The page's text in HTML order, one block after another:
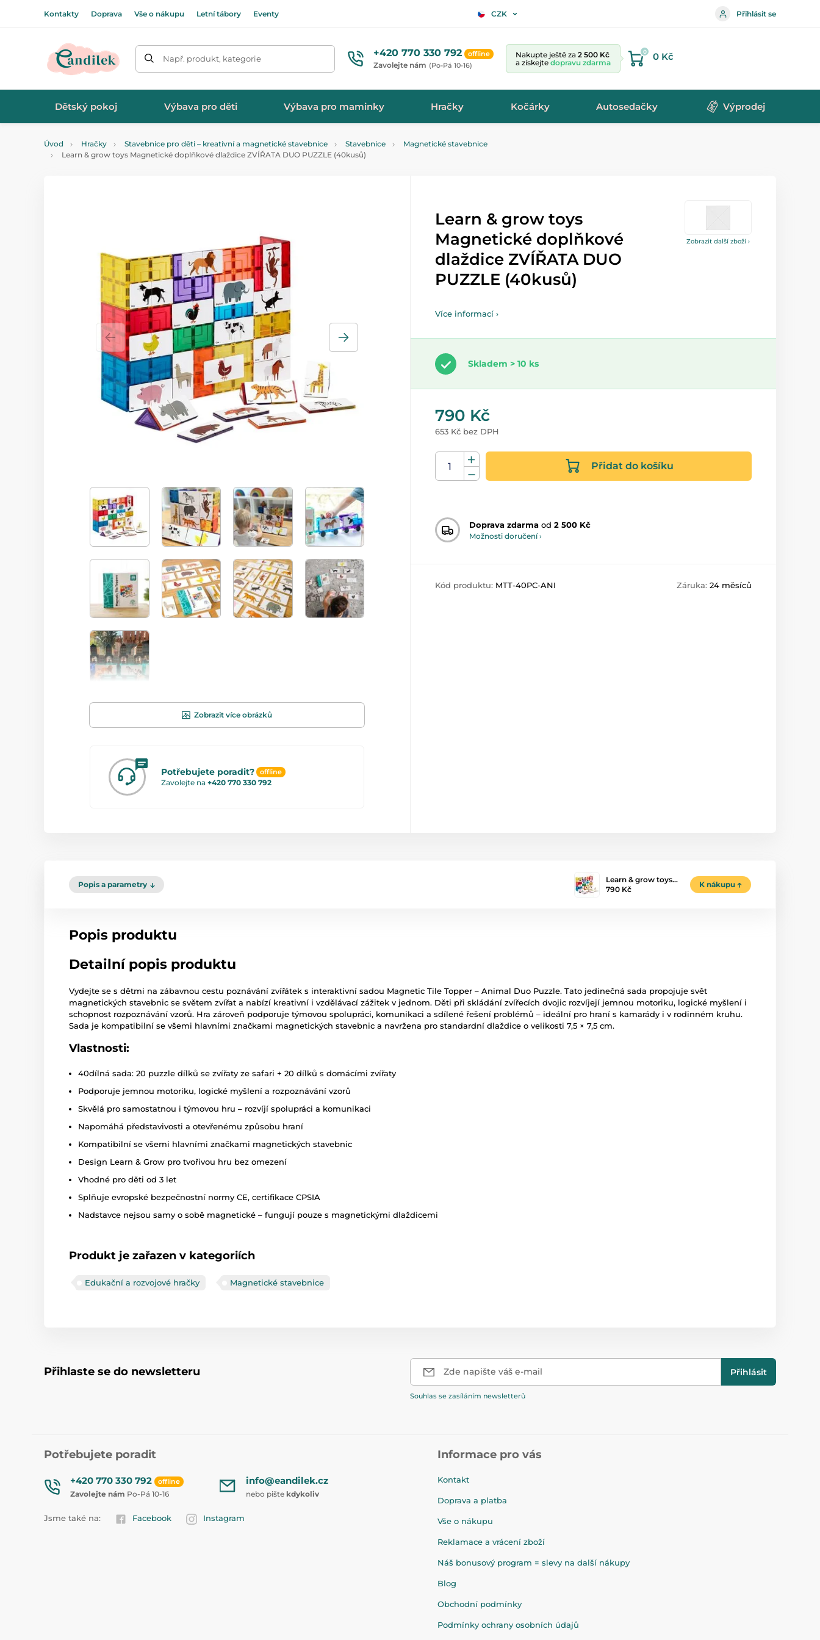
Kontakty Doprava Vše o nákupu Letní tábory Eventy CZK Přihlásit se
Např. produkt, kategorie +420 770 330 792 offline
Zavolejte nám (Po-Pá 10-16)
Nakupte ještě za 2 500 Kč
a získejte dopravu zdarma
0 0 Kč
Dětský pokoj Výbava pro děti Výbava pro maminky Hračky Kočárky Autosedačky Výprodej
Úvod Hračky Stavebnice pro děti – kreativní a magnetické stavebnice Stavebnice
Magnetické stavebnice
Learn & grow toys Magnetické doplňkové dlaždice ZVÍŘATA DUO PUZZLE (40kusů)
Zobrazit další zboží ›
Zobrazit více obrázků
Potřebujete poradit? offline
Zavolejte na +420 770 330 792
Learn & grow toys
Magnetické doplňkové
dlaždice ZVÍŘATA DUO
PUZZLE (40kusů)
Více informací ›
Skladem > 10 ks
790 Kč
653 Kč bez DPH
Přidat do košíku
Doprava zdarma od 2 500 Kč
Možnosti doručení ›
Kód produktu: MTT-40PC-ANI Záruka: 24 měsíců
Popis a parametry
Learn & grow toys…
790 Kč
K nákupu
Popis produktu
Detailní popis produktu
Vydejte se s dětmi na zábavnou cestu poznávání zvířátek s interaktivní sadou Magnetic Tile Topper – Animal Duo Puzzle. Tato jedinečná sada propojuje svět
magnetických stavebnic se světem zvířat a nabízí kreativní i vzdělávací zážitek v jednom. Děti při skládání zvířecích dvojic rozvíjejí jemnou motoriku, logické myšlení i
schopnost rozpoznávání vzorů. Hra zároveň podporuje týmovou spolupráci, komunikaci a sdílené řešení problémů – ideální pro hraní s kamarády i v rodinném kruhu.
Sada je kompatibilní se všemi hlavními značkami magnetických stavebnic a navržena pro standardní dlaždice o velikosti 7,5 × 7,5 cm.
Vlastnosti:
40dílná sada: 20 puzzle dílků se zvířaty ze safari + 20 dílků s domácími zvířaty
Podporuje jemnou motoriku, logické myšlení a rozpoznávání vzorů
Skvělá pro samostatnou i týmovou hru – rozvíjí spolupráci a komunikaci
Napomáhá představivosti a otevřenému způsobu hraní
Kompatibilní se všemi hlavními značkami magnetických stavebnic
Design Learn & Grow pro tvořivou hru bez omezení
Vhodné pro děti od 3 let
Splňuje evropské bezpečnostní normy CE, certifikace CPSIA
Nadstavce nejsou samy o sobě magnetické – fungují pouze s magnetickými dlaždicemi
Produkt je zařazen v kategoriích
Edukační a rozvojové hračky Magnetické stavebnice
Přihlaste se do newsletteru Zde napište váš e-mail Přihlásit
Souhlas se zasíláním newsletterů
Potřebujete poradit
+420 770 330 792 offline
Zavolejte nám Po-Pá 10-16
info@eandilek.cz
nebo pište kdykoliv
Jsme také na: Facebook Instagram
Informace pro vás
Kontakt
Doprava a platba
Vše o nákupu
Reklamace a vrácení zboží
Náš bonusový program = slevy na další nákupy
Blog
Obchodní podmínky
Podmínky ochrany osobních údajů